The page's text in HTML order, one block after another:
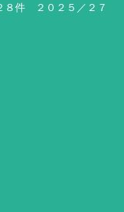
２０２５／２７